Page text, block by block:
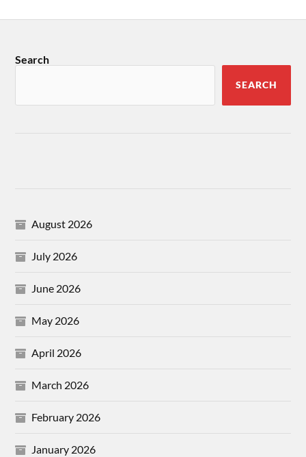
Search
SEARCH
August 2026
July 2026
June 2026
May 2026
April 2026
March 2026
February 2026
January 2026